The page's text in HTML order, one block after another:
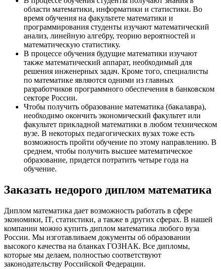
области математики, информатики и статистики. Во
время обучения на факультете математики и
программирования студенты изучают математический
анализ, линейную алгебру, теорию вероятностей и
математическую статистику.
В процессе обучения будущие математики изучают
также математический аппарат, необходимый для
решения инженерных задач. Кроме того, специалисты
по математике являются одними из главных
разработчиков программного обеспечения в банковском
секторе России.
Чтобы получить образование математика (бакалавра),
необходимо окончить экономический факультет или
факультет прикладной математики в любом техническом
вузе. В некоторых педагогических вузах тоже есть
возможность пройти обучение по этому направлению. В
среднем, чтобы получить высшее математическое
образование, придется потратить четыре года на
обучение.
Заказать недорого диплом математика
Диплом математика дает возможность работать в сфере
экономики, IT, статистики, а также в других сферах. В нашей
компании можно купить диплом математика любого вуза
России. Мы изготавливаем документы об образовании
высокого качества на бланках ГОЗНАК. Все дипломы,
которые мы делаем, полностью соответствуют
законодательству Российской Федерации.